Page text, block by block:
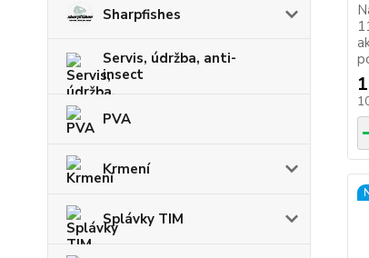
Sharpfishes
Servis, údržba, anti-
insect
PVA
Krmení
Splávky TIM